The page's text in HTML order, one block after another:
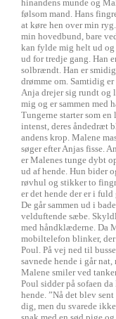
hinandens munde og
følsom mand. Hans
at køre hen over min
min hovedbund, bare
kan fylde mig helt ud
ud for tredje gang. Han
solbrændt. Han er
drømme om. Samtidig
Anja drejer sig rundt og
mig og er sammen med
Tungerne starter som
intenst, deres åndedræt
andens krop. Malene
søger efter Anjas fisse.
er Malenes tunge dybt
ud af hende. Hun bider
røvhul og stikker to
er det hende der er i
De går sammen ud i
velduftende sæbe.
med håndklæderne. Da
mobiltelefon blinker, der
Poul. På vej ned til
savnede hende i går
Malene smiler ved
Poul sidder på sofaen
hende. ”Nå det blev
dig, men du svarede